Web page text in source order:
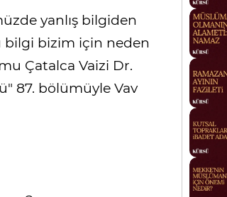
yanlış bilgiden
bilgi bizim için neden
Çatalca Vaizi Dr.
87. bölümüyle Vav